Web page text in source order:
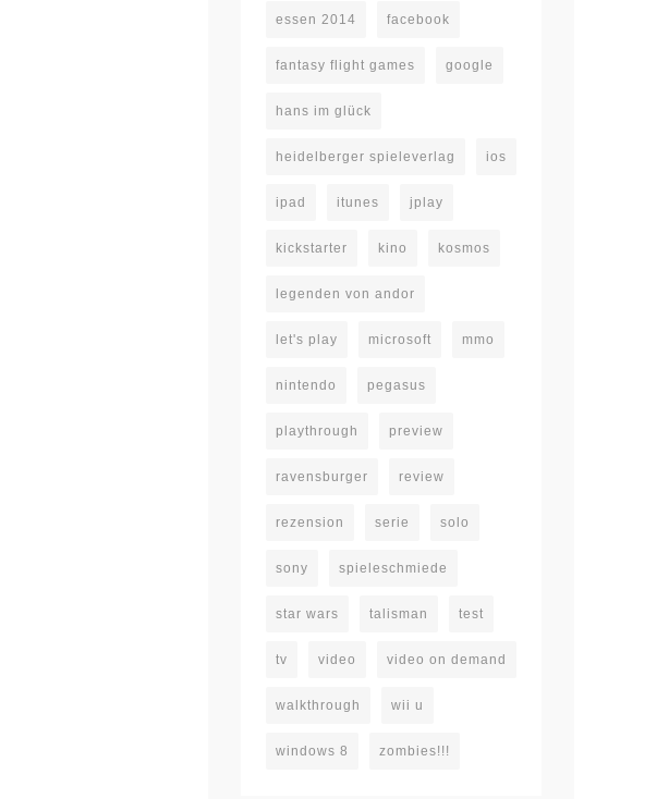
essen 2014 facebook
fantasy flight games google
hans im glück
heidelberger spieleverlag ios
ipad itunes jplay
kickstarter kino kosmos
legenden von andor
let's play microsoft mmo
nintendo pegasus
playthrough preview
ravensburger review
rezension serie solo
sony spieleschmiede
star wars talisman test
tv video video on demand
walkthrough wii u
windows 8 zombies!!!